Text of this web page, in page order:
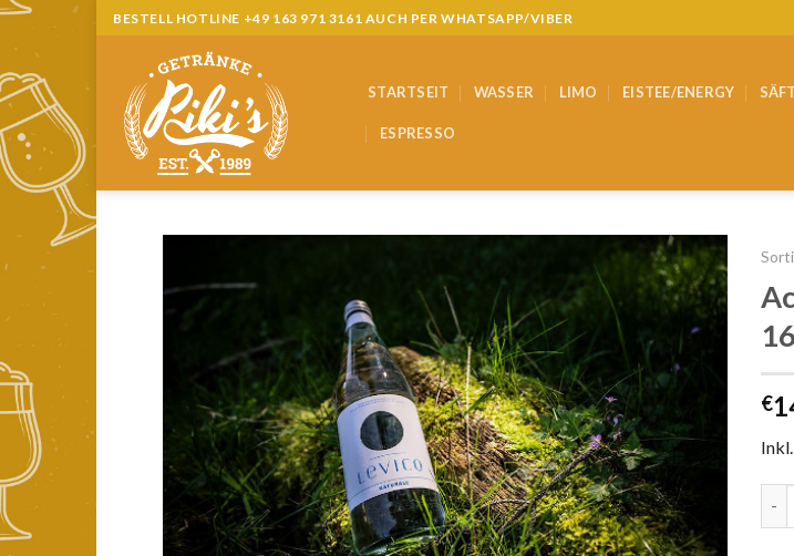
Skip
content
BESTELL HOTLINE +49 163 971 3161 AUCH PER WHATSAPP/VIBER
STARTSEIT WASSER LIMO EISTEE/ENERGY
ESPRESSO
€